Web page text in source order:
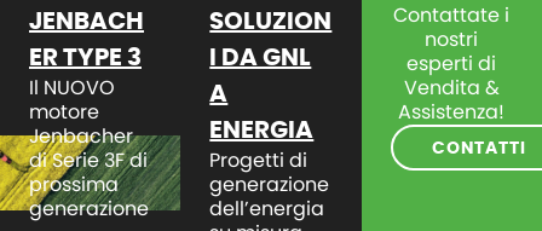
JENBACH
ER TYPE 3
Il NUOVO
motore
Jenbacher
di Serie 3F di
prossima
generazione
SOLUZION
I DA GNL
A
ENERGIA
Progetti di
generazione
dell’energia
Contattate i
nostri
esperti di
Vendita &
Assistenza!
CONTATTI